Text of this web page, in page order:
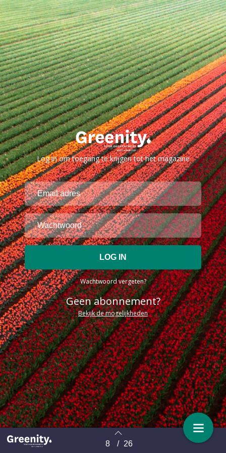
Terug naar overzicht 8 / 26
Log in om toegang te krijgen tot het magazine
Wachtwoord vergeten?
Geen abonnement?
Bekijk de mogelijkheden